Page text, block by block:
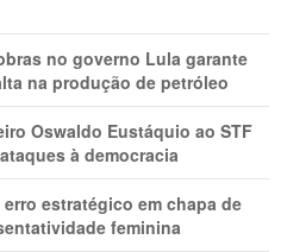
no governo Lula garante
na produção de petróleo
Oswaldo Eustáquio ao STF
à democracia
estratégico em chapa de
feminina